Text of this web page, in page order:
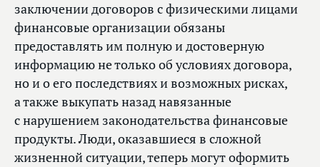
заключении договоров с физическими лицами
финансовые организации обязаны
предоставлять им полную и достоверную
информацию не только об условиях договора,
но и о его последствиях и возможных рисках,
а также выкупать назад навязанные
с нарушением законодательства финансовые
продукты. Люди, оказавшиеся в сложной
жизненной ситуации, теперь могут оформить